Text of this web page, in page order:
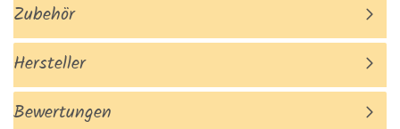
Zubehör
Hersteller
Bewertungen